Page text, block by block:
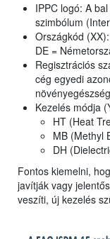
IPPC logó: A
szimbólum
Országkód
DE =
Regisztrációs
cég egyedi
Kezelés módja
HT (Heat
MB (Methyl
DH
Fontos kiemelni,
javítják vagy
veszíti, új kezelés